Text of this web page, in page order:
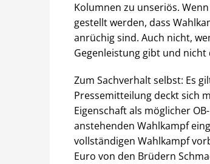
Kolumnen zu unseriös.
gestellt werden, dass
anrüchig sind. Auch nicht,
Gegenleistung gibt und nicht
Zum Sachverhalt selbst: Es
Pressemitteilung deckt sich
Eigenschaft als möglicher
anstehenden Wahlkampf
vollständigen Wahlkampf
Euro von den Brüdern